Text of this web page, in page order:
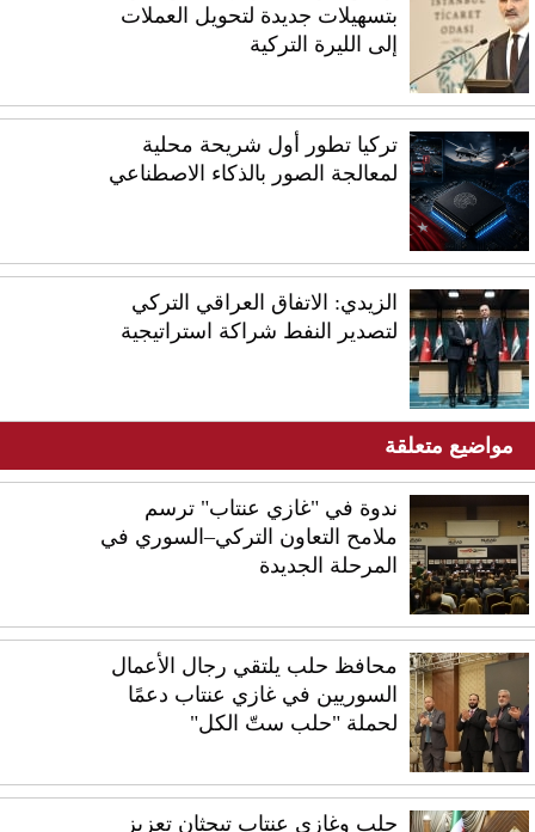
بتسهيلات جديدة لتحويل العملات
إلى الليرة التركية
تركيا تطور أول شريحة محلية
لمعالجة الصور بالذكاء الاصطناعي
الزيدي: الاتفاق العراقي التركي
لتصدير النفط شراكة استراتيجية
مواضيع متعلقة
ندوة في "غازي عنتاب" ترسم
ملامح التعاون التركي–السوري في
المرحلة الجديدة
محافظ حلب يلتقي رجال الأعمال
السوريين في غازي عنتاب دعمًا
لحملة "حلب ستّ الكل"
حلب وغازي عنتاب تبحثان تعزيز